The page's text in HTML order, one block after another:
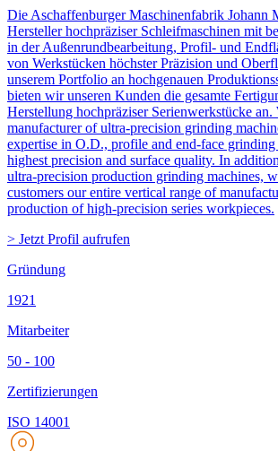
Die Aschaffenburger Maschinenfabrik Johann
Hersteller hochpräziser Schleifmaschinen mit
in der Außenrundbearbeitung, Profil- und
von Werkstücken höchster Präzision und
unserem Portfolio an hochgenauen
bieten wir unseren Kunden die gesamte
Herstellung hochpräziser Serienwerkstücke an.
manufacturer of ultra-precision grinding
expertise in O.D., profile and end-face
highest precision and surface quality. In
ultra-precision production grinding machines,
customers our entire vertical range of
production of high-precision series workpieces.
> Jetzt Profil aufrufen
Gründung
1921
Mitarbeiter
50 - 100
Zertifizierungen
ISO 14001